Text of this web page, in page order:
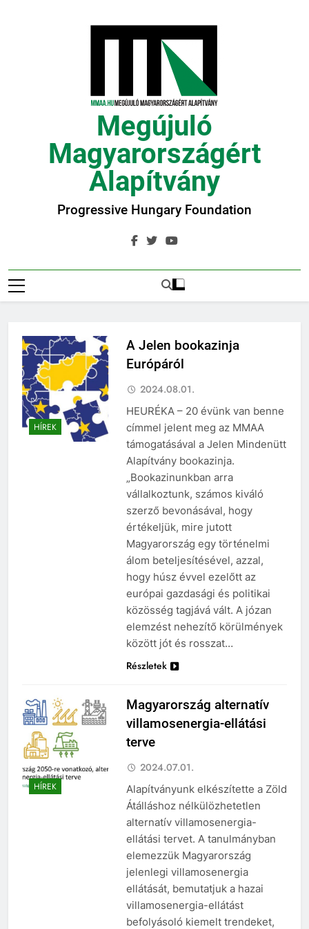
Megújuló
Magyarországért
Alapítvány
Progressive Hungary Foundation
HÍREK
A Jelen bookazinja
Európáról
2024.08.01.
HEURÉKA – 20 évünk van benne
címmel jelent meg az MMAA
támogatásával a Jelen Mindenütt
Alapítvány bookazinja.
„Bookazinunkban arra
vállalkoztunk, számos kiváló
szerző bevonásával, hogy
értékeljük, mire jutott
Magyarország egy történelmi
álom beteljesítésével, azzal,
hogy húsz évvel ezelőtt az
európai gazdasági és politikai
közösség tagjává vált. A józan
elemzést nehezítő körülmények
között jót és rosszat…
Részletek
HÍREK
Magyarország alternatív
villamosenergia-ellátási
terve
2024.07.01.
Alapítványunk elkészítette a Zöld
Átálláshoz nélkülözhetetlen
alternatív villamosenergia-
ellátási tervet. A tanulmányban
elemezzük Magyarország
jelenlegi villamosenergia
ellátását, bemutatjuk a hazai
villamosenergia-ellátást
befolyásoló kiemelt trendeket,